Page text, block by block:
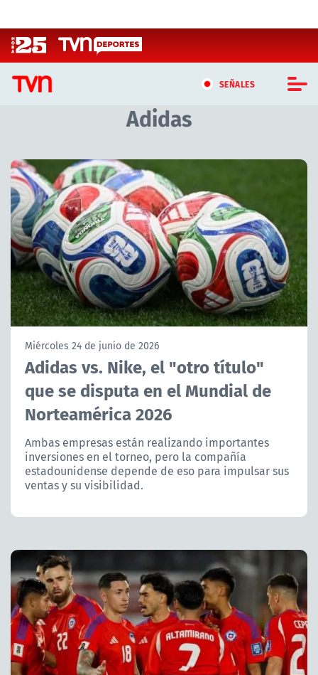
SEÑALES
CASTING MASTERCHEF CHILE
CASTING TVN VERTICAL
TVN VERTICAL
TVN PLAY
PROGRAMAS
TELESERIES
ACTUALIDAD Y TENDENCIAS
CORPORATIVO Y TRANSPARENCIA
CANAL DE DENUNCIAS
ÁREA DE PROYECTOS
Adidas
Artículos relacionados con Adidas
Miércoles 24 de junio de 2026
Adidas vs. Nike, el "otro título"
que se disputa en el Mundial de
Norteamérica 2026
Ambas empresas están realizando importantes
inversiones en el torneo, pero la compañía
estadounidense depende de eso para impulsar sus
ventas y su visibilidad.